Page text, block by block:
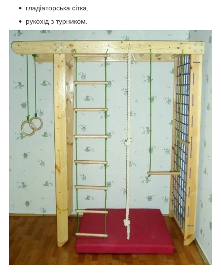
гладіаторська сітка,
рукохід з турником.